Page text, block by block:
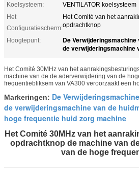
Koelsysteem:
VENTILATOR koelsysteem
Het
Configuratiescherm:
Het Comité van het
opdrachtknop
Hoogtepunt: De
de verwijderingsmachine
Het Comité 30MHz van het
machine van de de aderverwijdering van de
frequentiebliksem van VA300 veroorzaakt een
Markeringen: De
de verwijderingsmachine van de
hoge frequentie huid zorg machine
Het Comité 30MHz van het
opdrachtknop de machine van
van de hoge